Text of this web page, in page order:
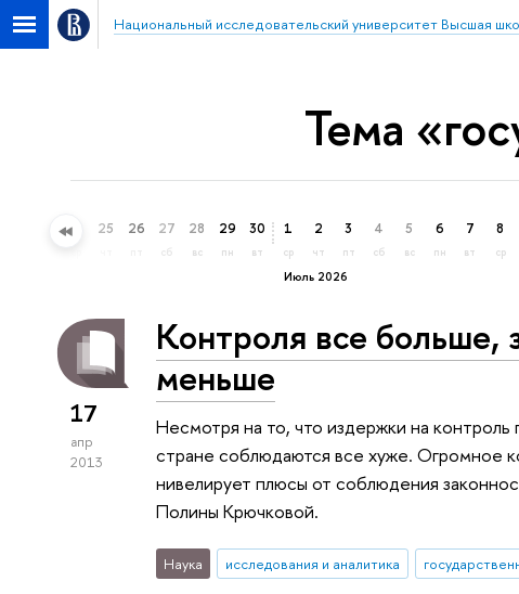
Национальный исследовательский университет Высшая
Тема
24 25 26 27
сб
28
вс
29
пн
30
вт
Июль 2026
1
ср
2
чт
3
пт
4
сб
5
вс
6
пн
7
вт
8
ср
17
апр
2013
Контроля все больше,
меньше
Несмотря на то, что издержки на контроль
стране соблюдаются все хуже. Огромное
нивелирует плюсы от соблюдения
Полины Крючковой.
Наука исследования и аналитика